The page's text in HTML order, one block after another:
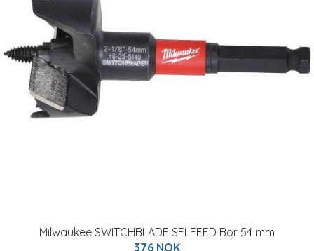
Milwaukee SWITCHBLADE SELFEED Bor 54 mm
376 NOK